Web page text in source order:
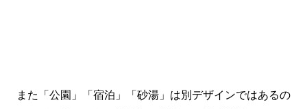
また「公園」「宿泊」「砂湯」は別デザインではあるの